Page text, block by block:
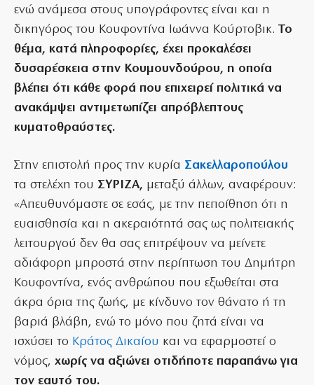
ενώ ανάμεσα στους υπογράφοντες είναι και η
δικηγόρος του Κουφοντίνα Ιωάννα Κούρτοβικ. Το
θέμα, κατά πληροφορίες, έχει προκαλέσει
δυσαρέσκεια στην Κουμουνδούρου, η οποία
βλέπει ότι κάθε φορά που επιχειρεί πολιτικά να
ανακάμψει αντιμετωπίζει απρόβλεπτους
κυματοθραύστες.
Στην επιστολή προς την κυρία Σακελλαροπούλου
τα στελέχη του ΣΥΡΙΖΑ, μεταξύ άλλων, αναφέρουν:
«Απευθυνόμαστε σε εσάς, με την πεποίθηση ότι η
ευαισθησία και η ακεραιότητά σας ως πολιτειακής
λειτουργού δεν θα σας επιτρέψουν να μείνετε
αδιάφορη μπροστά στην περίπτωση του Δημήτρη
Κουφοντίνα, ενός ανθρώπου που εξωθείται στα
άκρα όρια της ζωής, με κίνδυνο τον θάνατο ή τη
βαριά βλάβη, ενώ το μόνο που ζητά είναι να
ισχύσει το Κράτος Δικαίου και να εφαρμοστεί ο
νόμος, χωρίς να αξιώνει οτιδήποτε παραπάνω για
τον εαυτό του.